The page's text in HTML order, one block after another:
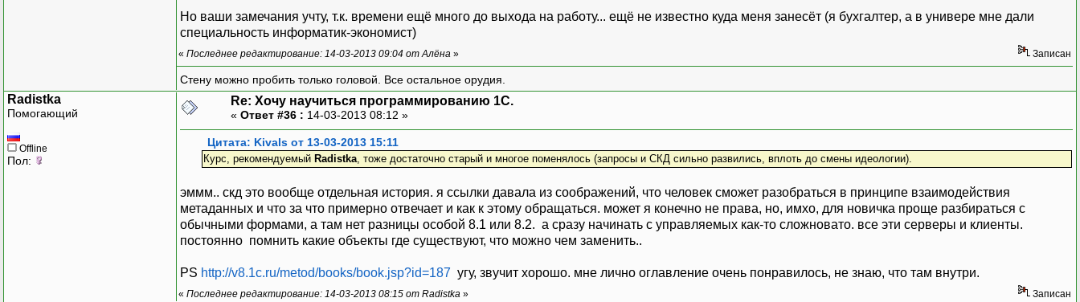
Но ваши замечания учту, т.к. времени ещё много до выхода на работу... ещё не известно куда меня занесёт (я бухгалтер, а в универе мне дали
специальность информатик-экономист)
« Последнее редактирование: 14-03-2013 09:04 от Алёна » Записан
Стену можно пробить только головой. Все остальное орудия.
Radistka
Помогающий
Offline
Пол:
Re: Хочу научиться программированию 1С.
« Ответ #36 : 14-03-2013 08:12 »
Цитата: Kivals от 13-03-2013 15:11
Курс, рекомендуемый Radistka, тоже достаточно старый и многое поменялось (запросы и СКД сильно развились, вплоть до смены идеологии).
эммм.. скд это вообще отдельная история. я ссылки давала из соображений, что человек сможет разобраться в принципе взаимодействия
метаданных и что за что примерно отвечает и как к этому обращаться. может я конечно не права, но, имхо, для новичка проще разбираться с
обычными формами, а там нет разницы особой 8.1 или 8.2. а сразу начинать с управляемых как-то сложновато. все эти серверы и клиенты.
постоянно помнить какие объекты где существуют, что можно чем заменить..
PS http://v8.1c.ru/metod/books/book.jsp?id=187 угу, звучит хорошо. мне лично оглавление очень понравилось, не знаю, что там внутри.
« Последнее редактирование: 14-03-2013 08:15 от Radistka » Записан